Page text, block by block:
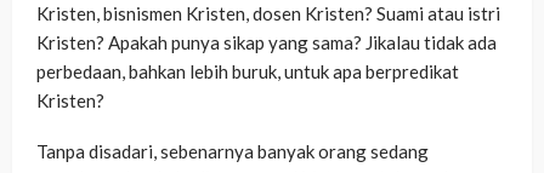
Kristen, bisnismen Kristen, dosen Kristen? Suami atau istri
Kristen? Apakah punya sikap yang sama? Jikalau tidak ada
perbedaan, bahkan lebih buruk, untuk apa berpredikat
Kristen?
Tanpa disadari, sebenarnya banyak orang sedang